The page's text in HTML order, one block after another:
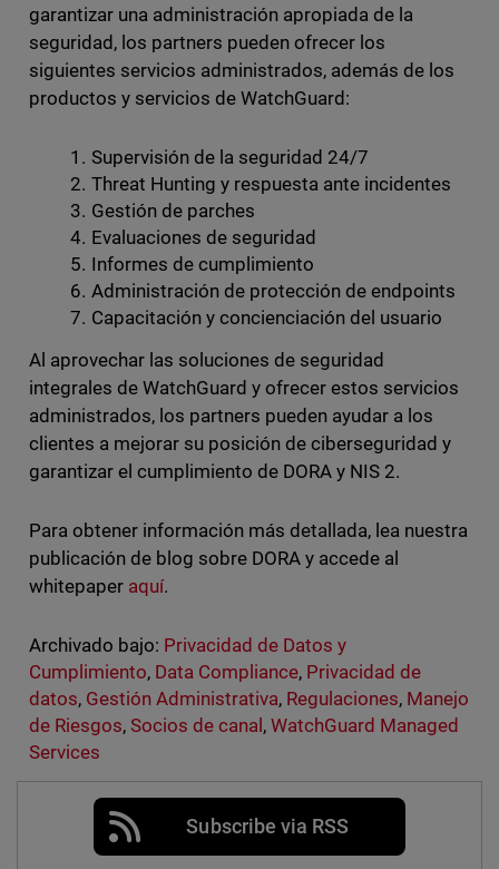
garantizar una administración apropiada de la
seguridad, los partners pueden ofrecer los
siguientes servicios administrados, además de los
productos y servicios de WatchGuard:
Supervisión de la seguridad 24/7
Threat Hunting y respuesta ante incidentes
Gestión de parches
Evaluaciones de seguridad
Informes de cumplimiento
Administración de protección de endpoints
Capacitación y concienciación del usuario
Al aprovechar las soluciones de seguridad
integrales de WatchGuard y ofrecer estos servicios
administrados, los partners pueden ayudar a los
clientes a mejorar su posición de ciberseguridad y
garantizar el cumplimiento de DORA y NIS 2.
Para obtener información más detallada, lea nuestra
publicación de blog sobre DORA y accede al
whitepaper aquí.
Archivado bajo: Privacidad de Datos y
Cumplimiento, Data Compliance, Privacidad de
datos, Gestión Administrativa, Regulaciones, Manejo
de Riesgos, Socios de canal ,WatchGuard Managed
Services
Subscribe via RSS